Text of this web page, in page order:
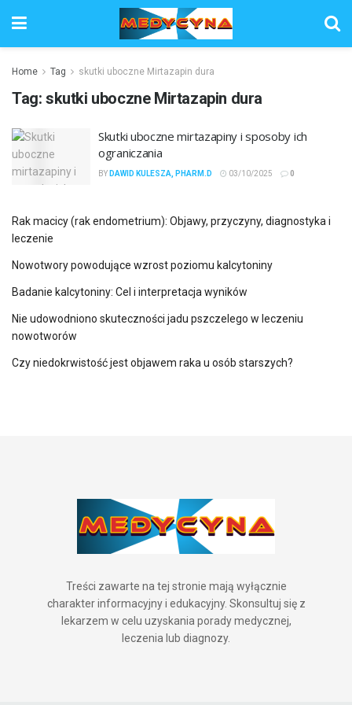
Home Tag skutki uboczne Mirtazapin dura
Tag: skutki uboczne Mirtazapin dura
Skutki uboczne mirtazapiny i sposoby ich
ograniczania
BY DAWID KULESZA, PHARM.D 03/10/2025 0
Rak macicy (rak endometrium): Objawy, przyczyny, diagnostyka i
leczenie
Nowotwory powodujące wzrost poziomu kalcytoniny
Badanie kalcytoniny: Cel i interpretacja wyników
Nie udowodniono skuteczności jadu pszczelego w leczeniu
nowotworów
Czy niedokrwistość jest objawem raka u osób starszych?
Treści zawarte na tej stronie mają wyłącznie
charakter informacyjny i edukacyjny. Skonsultuj się z
lekarzem w celu uzyskania porady medycznej,
leczenia lub diagnozy.